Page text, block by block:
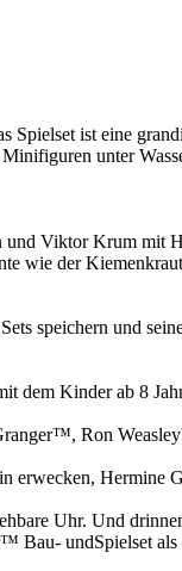
ist eine
unter
und Viktor Krum
wie der
speichern und
Kinder ab 8
Ron
erwecken,
Uhr. Und
undSpielset als